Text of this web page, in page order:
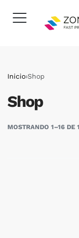
Inicio›Shop
Shop
MOSTRANDO 1–16 DE